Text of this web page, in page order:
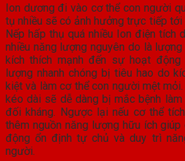
Ion dương đi vào cơ thể con người
tụ nhiều sẽ có ảnh hưởng trực tiếp
Nếp hấp thụ quá nhiều Ion điện tích
nhiều năng lượng nguyên do là
kích thích mạnh đến sự hoạt động
lượng nhanh chóng bị tiêu hao do
kiệt và làm cơ thể con người mệt
kéo dài sẽ dễ dàng bị mắc bệnh
đối kháng. Ngược lại nếu cơ thể
thêm nguồn năng lượng hữu ích
động ổn định tự chủ và duy trì
người.